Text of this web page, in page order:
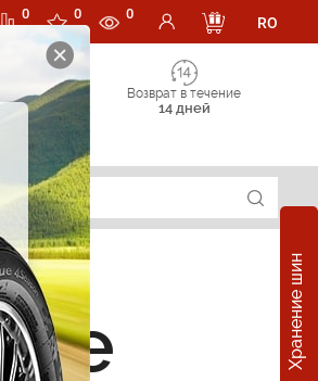
0 0 0
RO
Возврат в течение
14 дней
Хранение шин